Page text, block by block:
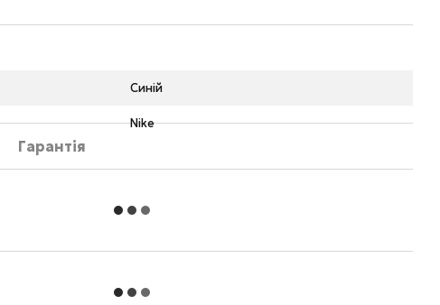
Синій
Nike
Гарантія